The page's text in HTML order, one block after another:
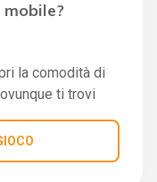
la comodità di
ti trovi